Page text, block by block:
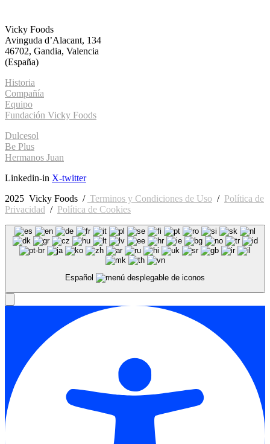
Vicky Foods
Avinguda d’Alacant, 134
46702, Gandia, Valencia
(España)
Historia
Compañía
Equipo
Fundación Vicky Foods
Dulcesol
Be Plus
Hermanos Juan
Linkedin-in X-twitter
2025 Vicky Foods / Terminos y Condiciones de Uso / Política de
Privacidad / Política de Cookies
Español